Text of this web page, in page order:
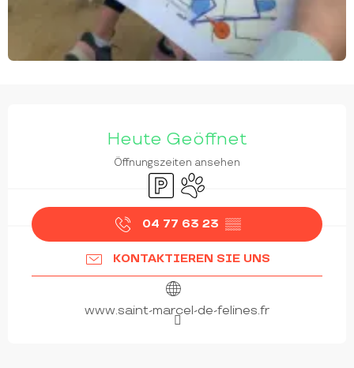
Heute Geöffnet
Öffnungszeiten ansehen
ParkplatzTiere erlaubt
04 77 63 23 ▒▒
KONTAKTIEREN SIE UNS
www.saint-marcel-de-felines.fr